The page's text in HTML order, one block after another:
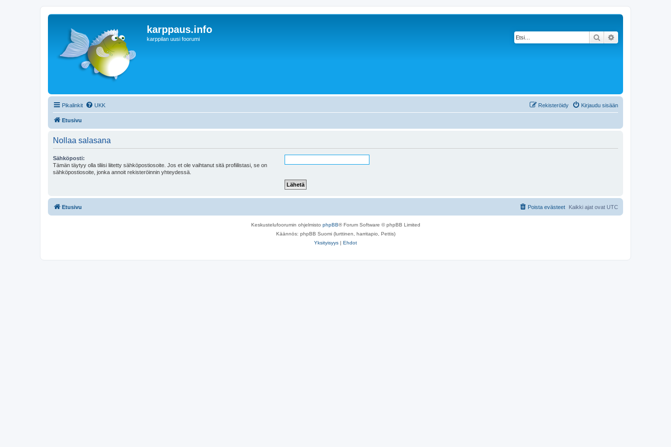
karppaus.info
karppilan uusi foorumi Etsi
Pikalinkit UKK Kirjaudu sisään
Rekisteröidy
Etusivu
Nollaa salasana
Sähköposti:
Tämän täytyy olla tiliisi liitetty sähköpostiosoite. Jos et ole vaihtanut sitä profiilistasi, se on
sähköpostiosoite, jonka annoit rekisteröinnin yhteydessä.
Etusivu Kaikki ajat ovat UTC
Poista evästeet
Keskustelufoorumin ohjelmisto phpBB® Forum Software © phpBB Limited
Käännös: phpBB Suomi (lurttinen, harritapio, Pettis)
Yksityisyys | Ehdot